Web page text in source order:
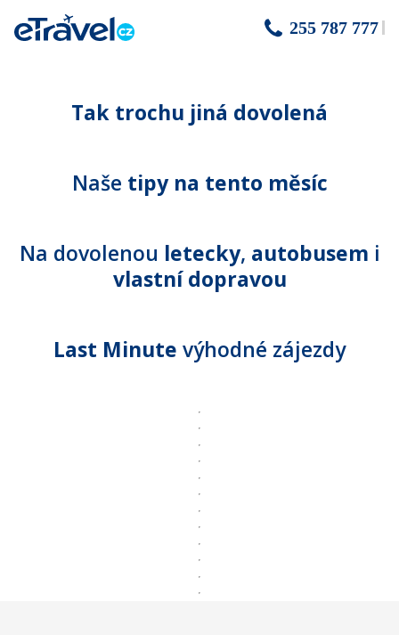
255 787 777
Tak trochu jiná dovolená
Naše tipy na tento měsíc
Na dovolenou letecky, autobusem i
vlastní dopravou
Last Minute výhodné zájezdy